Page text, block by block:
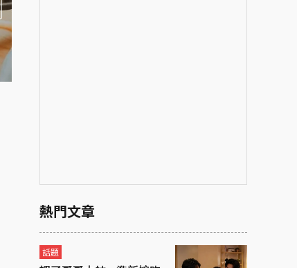
熱門文章
話題